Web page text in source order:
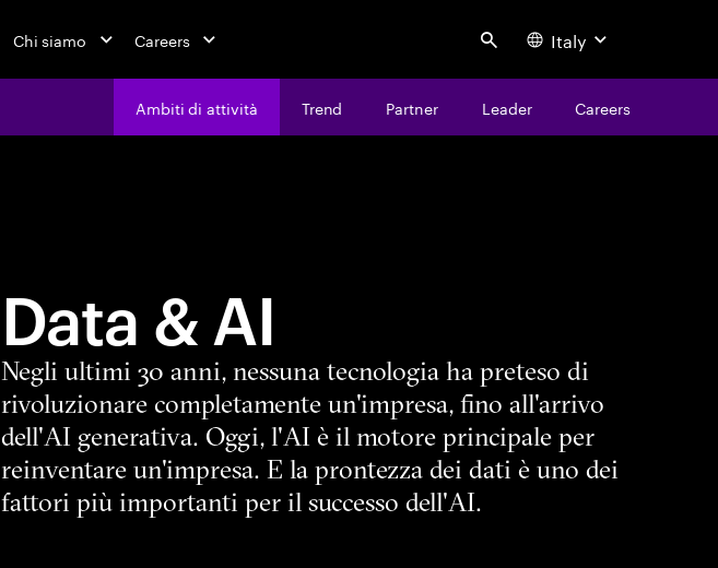
Chi siamo Careers Search Italy
Ambiti di attività Trend Partner Leader Careers
Data & AI
Negli ultimi 30 anni, nessuna tecnologia ha preteso di
rivoluzionare completamente un'impresa, fino all'arrivo
dell'AI generativa. Oggi, l'AI è il motore principale per
reinventare un'impresa. E la prontezza dei dati è uno dei
fattori più importanti per il successo dell'AI.